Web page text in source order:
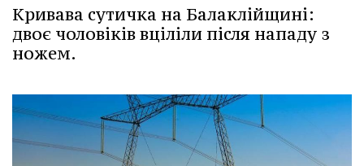
Кривава сутичка на Балаклійщині:
двоє чоловіків вціліли після нападу з
ножем.